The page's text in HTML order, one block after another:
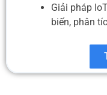
Giải pháp
biến, phân